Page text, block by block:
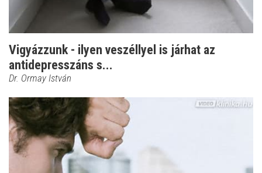
Vigyázzunk - ilyen veszéllyel is járhat az
antidepresszáns s...
Dr. Ormay István